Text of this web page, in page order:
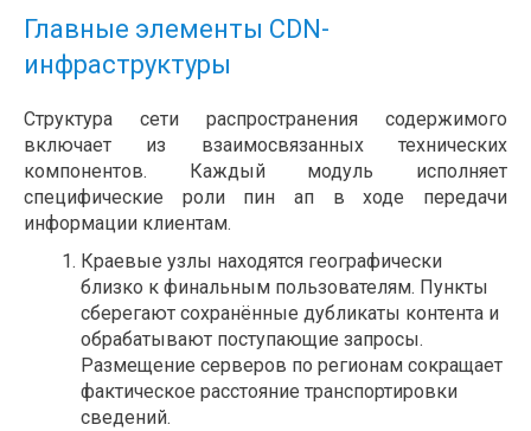
Главные элементы CDN-
инфраструктуры
Структура сети распространения содержимого
включает из взаимосвязанных технических
компонентов. Каждый модуль исполняет
специфические роли пин ап в ходе передачи
информации клиентам.
Краевые узлы находятся географически
близко к финальным пользователям. Пункты
сберегают сохранённые дубликаты контента и
обрабатывают поступающие запросы.
Размещение серверов по регионам сокращает
фактическое расстояние транспортировки
сведений.